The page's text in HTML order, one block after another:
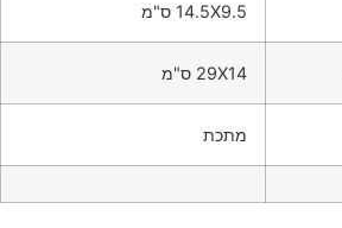
14.5X9.5 ס"מ
29X14 ס"מ
מתכת